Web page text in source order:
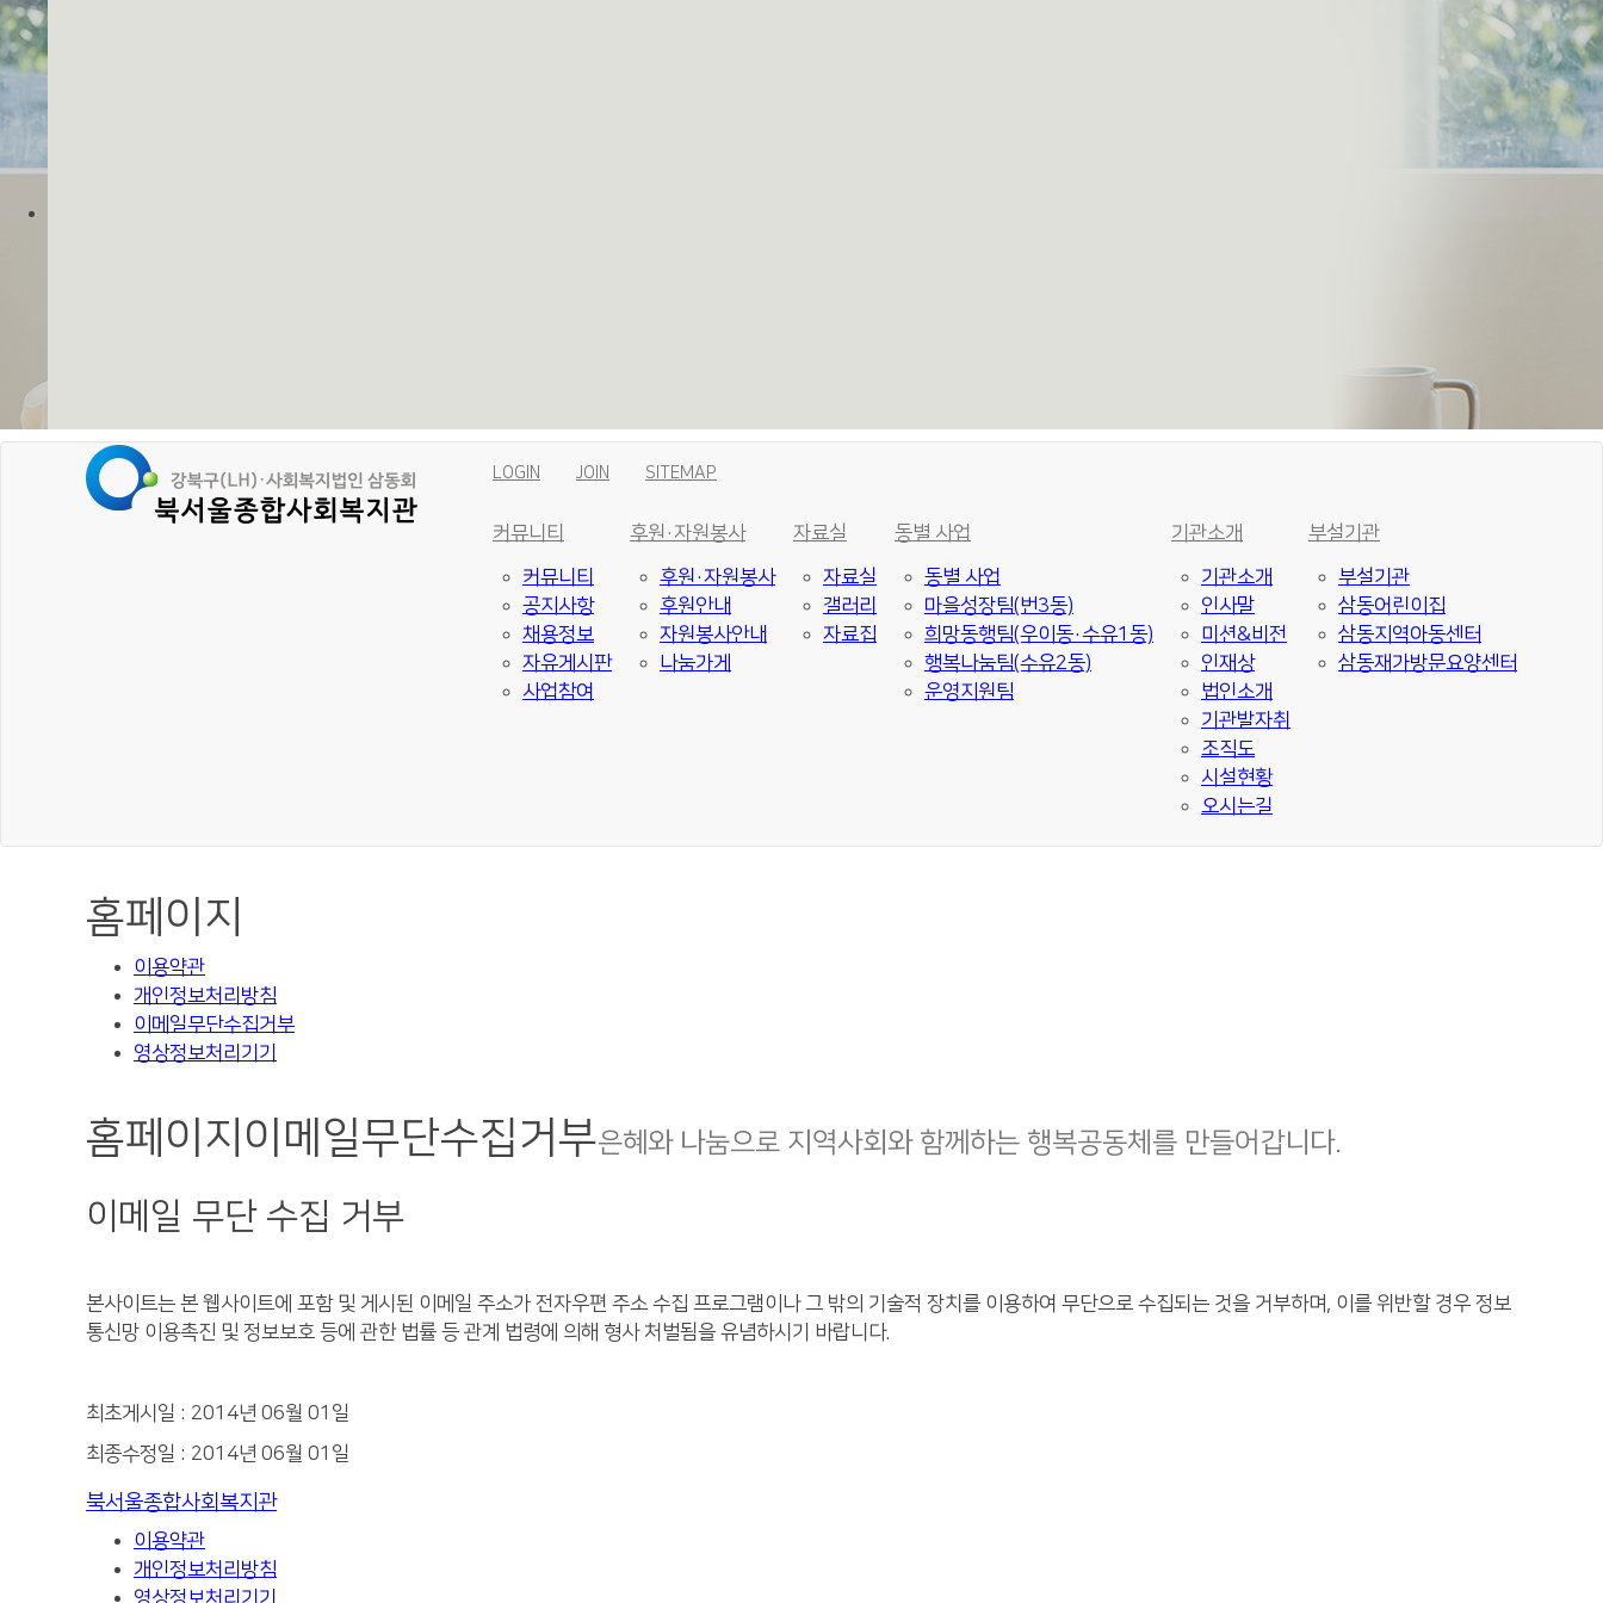
LOGIN JOIN SITEMAP
커뮤니티
커뮤니티
공지사항
채용정보
자유게시판
사업참여
후원·자원봉사
후원·자원봉사
후원안내
자원봉사안내
나눔가게
자료실
자료실
갤러리
자료집
동별 사업
동별 사업
마을성장팀(번3동)
희망동행팀(우이동·수유1동)
행복나눔팀(수유2동)
운영지원팀
기관소개
기관소개
인사말
미션&비전
인재상
법인소개
기관발자취
조직도
시설현황
오시는길
부설기관
부설기관
삼동어린이집
삼동지역아동센터
삼동재가방문요양센터
홈페이지
이용약관
개인정보처리방침
이메일무단수집거부
영상정보처리기기
홈페이지 이메일무단수집거부은혜와 나눔으로 지역사회와 함께하는 행복공동체를 만들어갑니다.
이메일 무단 수집 거부
본사이트는 본 웹사이트에 포함 및 게시된 이메일 주소가 전자우편 주소 수집 프로그램이나 그 밖의 기술적 장치를 이용하여 무단으로 수집되는 것을 거부하며, 이를 위반할 경우 정보
통신망 이용촉진 및 정보보호 등에 관한 법률 등 관계 법령에 의해 형사 처벌됨을 유념하시기 바랍니다.
최초게시일 : 2014년 06월 01일
최종수정일 : 2014년 06월 01일
북서울종합사회복지관
이용약관
개인정보처리방침
영상정보처리기기